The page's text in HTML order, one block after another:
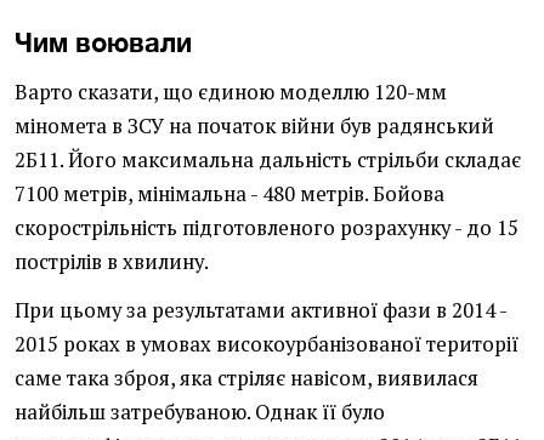
Чим воювали
Варто сказати, що єдиною моделлю 120-мм
міномета в ЗСУ на початок війни був радянський
2Б11. Його максимальна дальність стрільби складає
7100 метрів, мінімальна - 480 метрів. Бойова
скорострільність підготовленого розрахунку - до 15
пострілів в хвилину.
При цьому за результатами активної фази в 2014 -
2015 роках в умовах високоурбанізованої території
саме така зброя, яка стріляє навісом, виявилася
найбільш затребуваною. Однак її було